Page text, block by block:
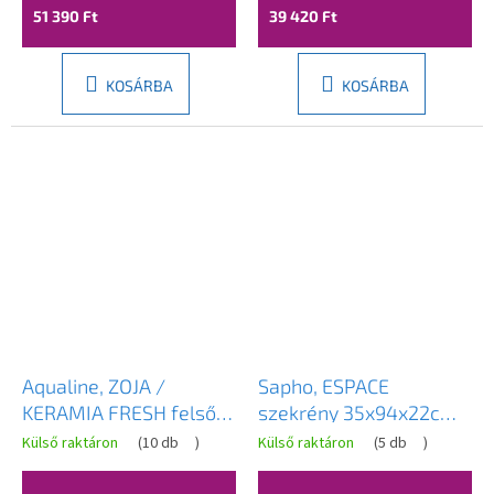
értékelése
5-
51 390 Ft
KOSÁRBA
39 420 Ft
KOSÁRBA
Aqualine, ZOJA /
KERAMIA FRESH felső
szekrény 50x76x23cm,
fehér, 51302
Külső raktáron (10 db )
Sapho, ESPACE
szekrény 35x94x22cm,
1 ajtó, bal/jobb,
Alabama tölgy, ESC110-
Külső raktáron (5 db )